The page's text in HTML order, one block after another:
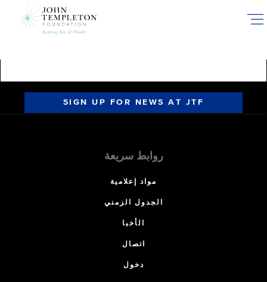
SIGN UP FOR NEWS AT JTF
روابط سريعة
مواد إعلامية
الجدول الزمني
الأخبا
اتصال
دخول